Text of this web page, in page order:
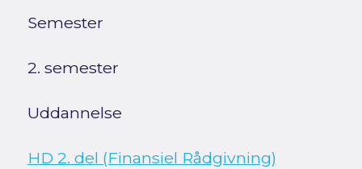
Semester
2. semester
Uddannelse
HD 2. del (Finansiel Rådgivning)